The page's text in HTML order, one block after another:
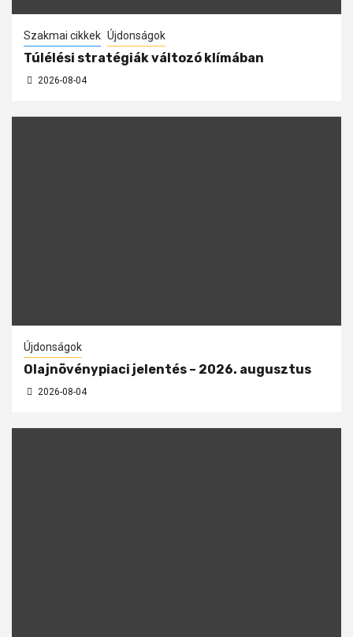
Szakmai cikkek Újdonságok
Túlélési stratégiák változó klímában
2026-08-04
Újdonságok
Olajnövénypiaci jelentés – 2026. augusztus
2026-08-04